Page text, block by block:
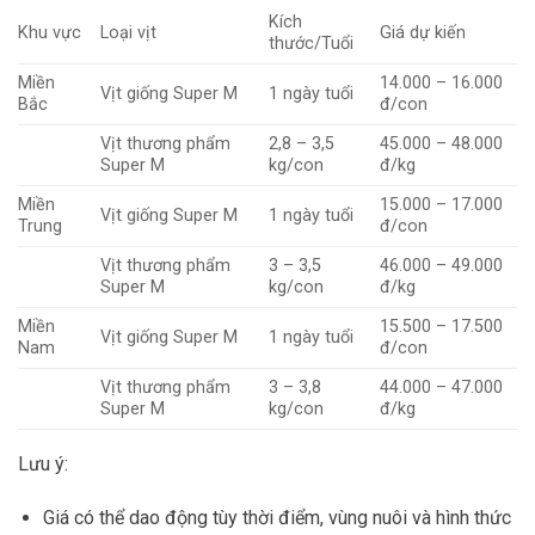
Khu vực Loại vịt
Kích
thước/Tuổi
Giá dự kiến
Miền
Bắc
Vịt giống Super M 1 ngày tuổi
14.000 – 16.000
đ/con
Vịt thương phẩm
Super M
2,8 – 3,5
kg/con
45.000 – 48.000
đ/kg
Miền
Trung
Vịt giống Super M 1 ngày tuổi
15.000 – 17.000
đ/con
Vịt thương phẩm
Super M
3 – 3,5
kg/con
46.000 – 49.000
đ/kg
Miền
Nam
Vịt giống Super M 1 ngày tuổi
15.500 – 17.500
đ/con
Vịt thương phẩm
Super M
3 – 3,8
kg/con
44.000 – 47.000
đ/kg
Lưu ý:
Giá có thể dao động tùy thời điểm, vùng nuôi và hình thức